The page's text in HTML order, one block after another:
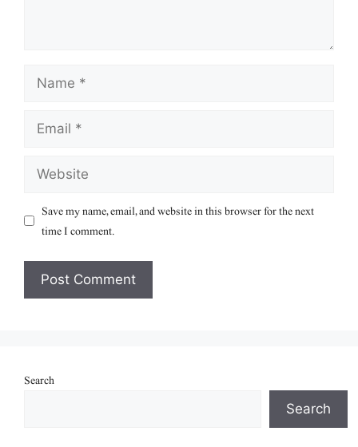
Name
Email
Website
Save my name, email, and website in this browser for the next
time I comment.
Search
Search